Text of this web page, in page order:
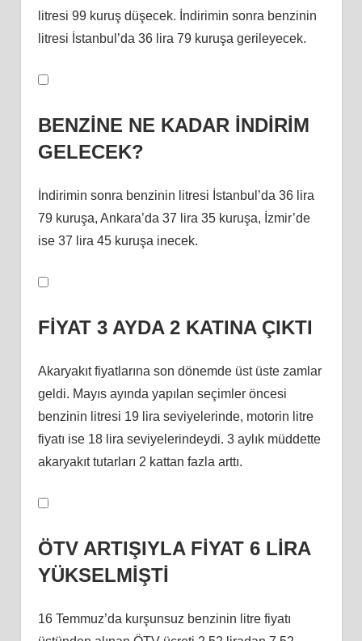
litresi 99 kuruş düşecek. İndirimin sonra benzinin
litresi İstanbul’da 36 lira 79 kuruşa gerileyecek.
BENZİNE NE KADAR İNDİRİM
GELECEK?
İndirimin sonra benzinin litresi İstanbul’da 36 lira
79 kuruşa, Ankara’da 37 lira 35 kuruşa, İzmir’de
ise 37 lira 45 kuruşa inecek.
FİYAT 3 AYDA 2 KATINA ÇIKTI
Akaryakıt fiyatlarına son dönemde üst üste zamlar
geldi. Mayıs ayında yapılan seçimler öncesi
benzinin litresi 19 lira seviyelerinde, motorin litre
fiyatı ise 18 lira seviyelerindeydi. 3 aylık müddette
akaryakıt tutarları 2 kattan fazla arttı.
ÖTV ARTIŞIYLA FİYAT 6 LİRA
YÜKSELMİŞTİ
16 Temmuz’da kurşunsuz benzinin litre fiyatı